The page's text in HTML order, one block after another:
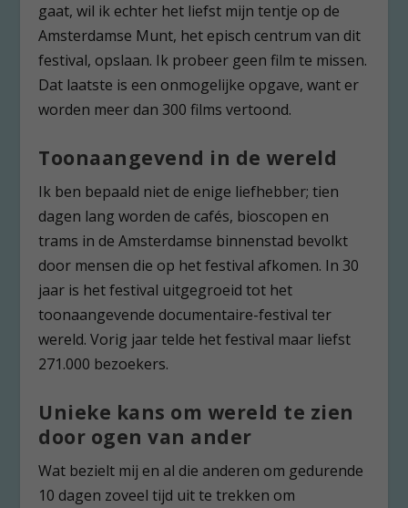
gaat, wil ik echter het liefst mijn tentje op de
Amsterdamse Munt, het episch centrum van dit
festival, opslaan. Ik probeer geen film te missen.
Dat laatste is een onmogelijke opgave, want er
worden meer dan 300 films vertoond.
Toonaangevend in de wereld
Ik ben bepaald niet de enige liefhebber; tien
dagen lang worden de cafés, bioscopen en
trams in de Amsterdamse binnenstad bevolkt
door mensen die op het festival afkomen. In 30
jaar is het festival uitgegroeid tot het
toonaangevende documentaire-festival ter
wereld. Vorig jaar telde het festival maar liefst
271.000 bezoekers.
Unieke kans om wereld te zien
door ogen van ander
Wat bezielt mij en al die anderen om gedurende
10 dagen zoveel tijd uit te trekken om